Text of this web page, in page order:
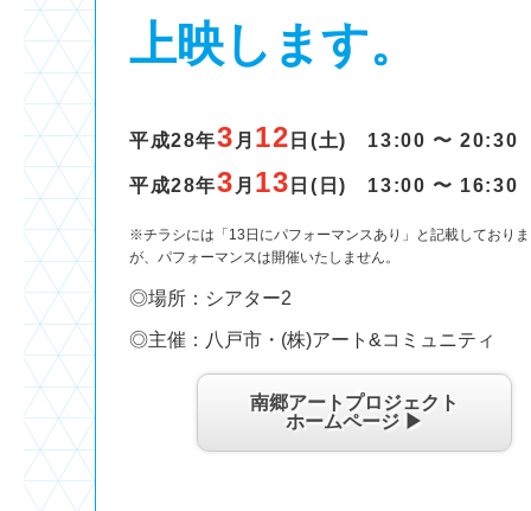
上映します。
平成28年3 月 12 日(土) 13:00 〜 20:30
平成28年3 月 13 日(日) 13:00 〜 16:30
※チラシには「13日にパフォーマンスあり」と記載しており
が、パフォーマンスは開催いたしません。
◎場所：シアター2
◎主催：八戸市・(株)アート&コミュニティ
南郷アートプロジェクト
ホームページ ▶︎